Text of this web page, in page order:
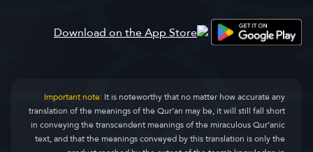
Important note:It is noteworthy that no matter how accurate any
translation of the meanings of the Qur’an may be, it will still fall short
in conveying the transcendent meanings of the miraculous Qur’anic
text, and that the meanings conveyed by this translation is only the